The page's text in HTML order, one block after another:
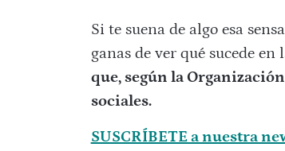
Si te suena de algo esa
ganas de ver qué sucede en
que, según la
sociales.
SUSCRÍBETE a nuestra